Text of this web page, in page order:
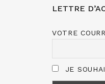
LETTRE
VOTRE
JE